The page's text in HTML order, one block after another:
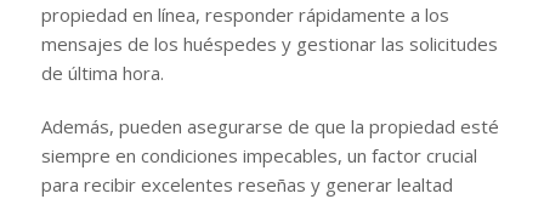
propiedad en línea, responder rápidamente a los
mensajes de los huéspedes y gestionar las solicitudes
de última hora.
Además, pueden asegurarse de que la propiedad esté
siempre en condiciones impecables, un factor crucial
para recibir excelentes reseñas y generar lealtad